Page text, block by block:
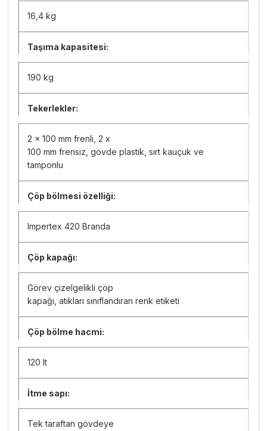
16,4 kg
Taşıma kapasitesi:
190 kg
Tekerlekler:
2 x 100 mm frenli, 2 x
100 mm frensiz, gövde plastik, sırt kauçuk ve
tamponlu
Çöp bölmesi özelliği:
Impertex 420 Branda
Çöp kapağı:
Görev çizelgelikli çöp
kapağı, atıkları sınıflandıran renk etiketi
Çöp bölme hacmi:
120 lt
İtme sapı:
Tek taraftan gövdeye